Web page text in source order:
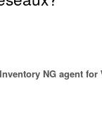
NG agent for